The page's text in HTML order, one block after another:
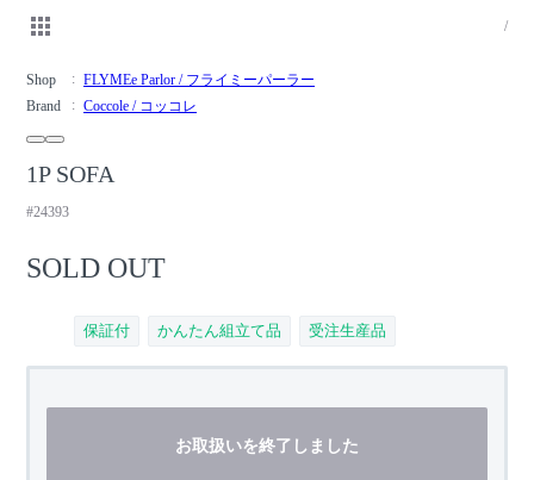
/
Shop
FLYMEe Parlor / フライミーパーラー
Brand
Coccole / コッコレ
1P SOFA
#24393
SOLD OUT
保証付 かんたん組立て品 受注生産品
お取扱いを終了しました